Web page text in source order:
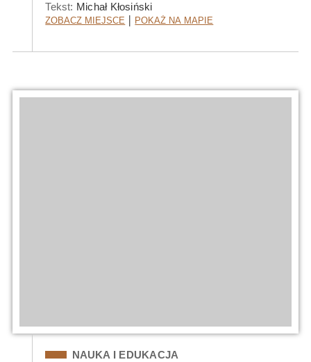
Tekst: Michał Kłosiński
Zobacz Miejsce | Pokaż na mapie
KategoriaNAUKA I EDUKACJA